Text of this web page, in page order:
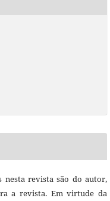
nesta revista são do autor,
a revista. Em virtude da